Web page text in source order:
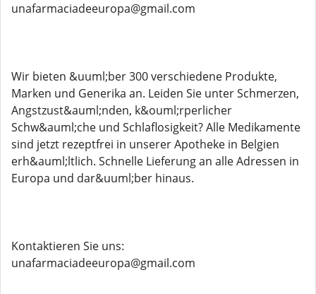
unafarmaciadeeuropa@gmail.com
Wir bieten &uuml;ber 300 verschiedene Produkte,
Marken und Generika an. Leiden Sie unter Schmerzen,
Angstzust&auml;nden, k&ouml;rperlicher
Schw&auml;che und Schlaflosigkeit? Alle Medikamente
sind jetzt rezeptfrei in unserer Apotheke in Belgien
erh&auml;ltlich. Schnelle Lieferung an alle Adressen in
Europa und dar&uuml;ber hinaus.
Kontaktieren Sie uns:
unafarmaciadeeuropa@gmail.com